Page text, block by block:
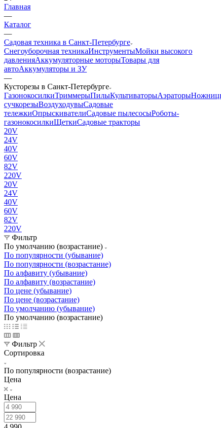
Главная
—
Каталог
—
Садовая техника в Санкт-Петербурге
Снегоуборочная техникаИнструментыМойки высокого
давленияАккумуляторные моторыТовары для
автоАккумуляторы и ЗУ
—
Кусторезы в Санкт-Петербурге
ГазонокосилкиТриммерыПилыКультиваторыАэраторы
сучкорезыВоздуходувыСадовые
тележкиОпрыскивателиСадовые пылесосыРоботы-
газонокосилкиЩеткиСадовые тракторы
20V
24V
40V
60V
82V
220V
20V
24V
40V
60V
82V
220V
Фильтр
По умолчанию (возрастание)
По популярности (убывание)
По популярности (возрастание)
По алфавиту (убывание)
По алфавиту (возрастание)
По цене (убывание)
По цене (возрастание)
По умолчанию (убывание)
По умолчанию (возрастание)
Фильтр
Сортировка
По популярности (возрастание)
Цена
Цена